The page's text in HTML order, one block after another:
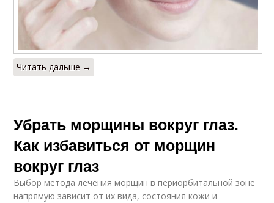
Читать дальше →
Убрать морщины вокруг глаз.
Как избавиться от морщин
вокруг глаз
Выбор метода лечения морщин в периорбитальной зоне
напрямую зависит от их вида, состояния кожи и